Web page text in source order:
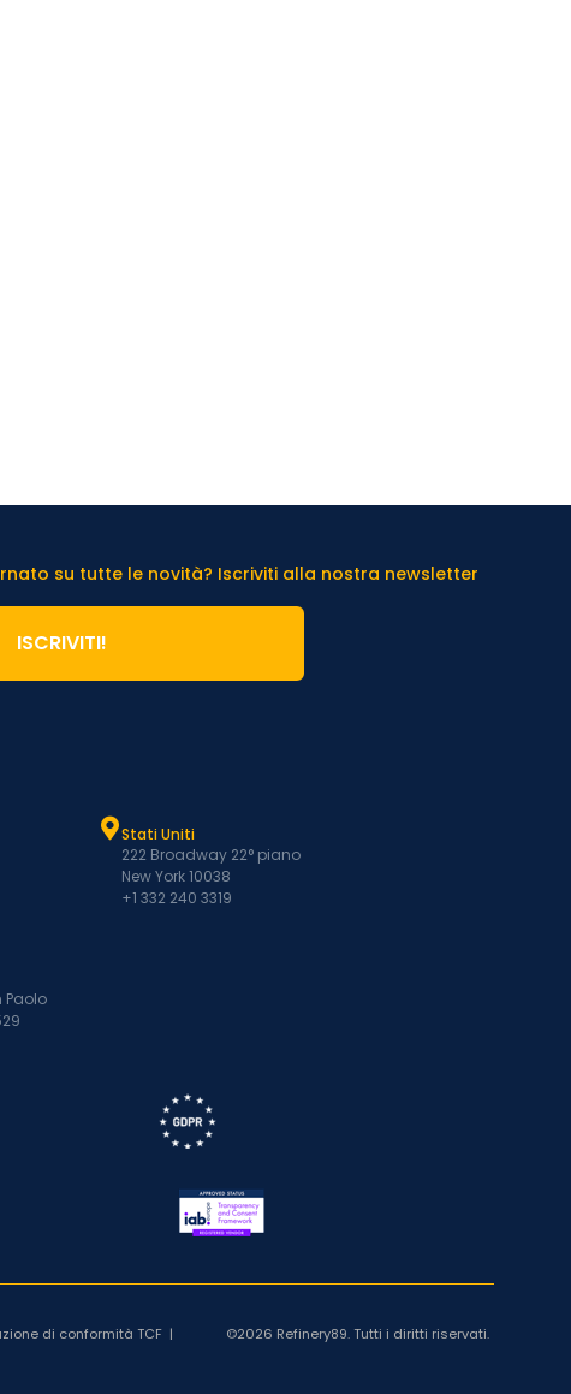
su tutte le novità? Iscriviti alla nostra newsletter
ISCRIVITI!
Stati Uniti
222 Broadway 22° piano
New York 10038
+1 332 240 3319
Paolo
di conformità TCF |
©2026 Refinery89. Tutti i diritti riservati.